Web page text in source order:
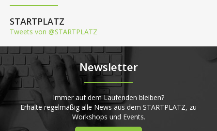
STARTPLATZ
Tweets von @STARTPLATZ
Newsletter
Immer auf dem Laufenden bleiben?
Erhalte regelmäßig alle News aus dem STARTPLATZ, zu
Workshops und Events.